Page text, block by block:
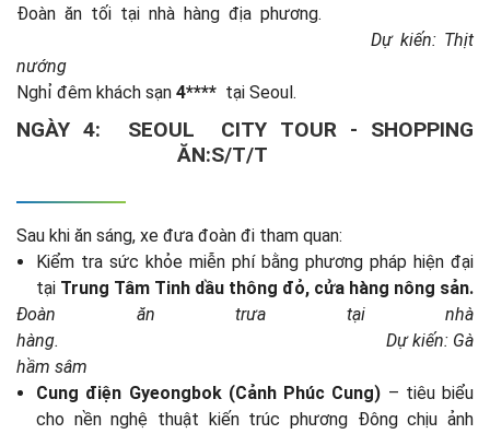
Đoàn ăn tối tại nhà hàng địa phương.
Dự kiến: Thịt
nướng
Nghỉ đêm khách sạn 4**** tại Seoul.
NGÀY 4: SEOUL CITY TOUR - SHOPPING
ĂN:S/T/T
Sau khi ăn sáng, xe đưa đoàn đi tham quan:
Kiểm tra sức khỏe miễn phí bằng phương pháp hiện đại
tại Trung Tâm Tinh dầu thông đỏ, cửa hàng nông sản.
Đoàn ăn trưa tại nhà
hàng. Dự kiến: Gà
hầm sâm
Cung điện Gyeongbok (Cảnh Phúc Cung) – tiêu biểu
cho nền nghệ thuật kiến trúc phương Đông chịu ảnh